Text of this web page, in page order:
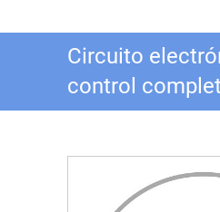
Circuito
control